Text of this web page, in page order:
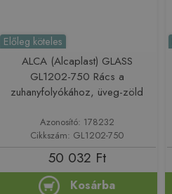
Előleg köteles
ALCA (Alcaplast) GLASS
GL1202-750 Rács a
zuhanyfolyókához, üveg-zöld
Azonosító: 178232
Cikkszám: GL1202-750
50 032 Ft
Kosárba